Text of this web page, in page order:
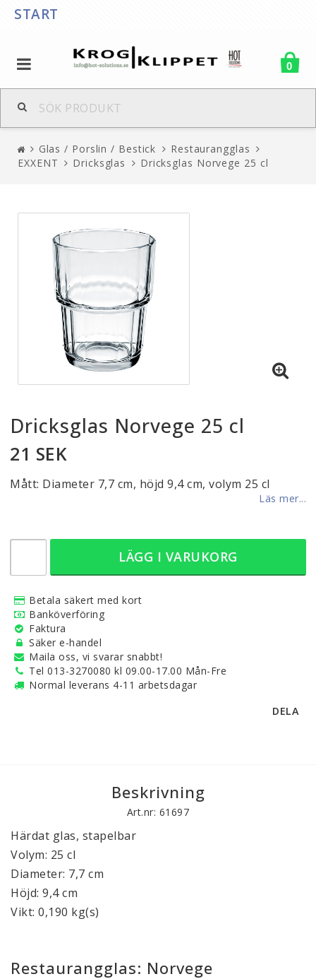
START
0
Glas / Porslin / Bestick
Restaurangglas
EXXENT
Dricksglas Dricksglas Norvege 25 cl
Dricksglas Norvege 25 cl
21 SEK
Mått: Diameter 7,7 cm, höjd 9,4 cm, volym 25 cl
Läs mer...
LÄGG I VARUKORG
Betala säkert med kort
Banköverföring
Faktura
Säker e-handel
Maila oss, vi svarar snabbt!
Tel 013-3270080 kl 09.00-17.00 Mån-Fre
Normal leverans 4-11 arbetsdagar
DELA
Beskrivning
Art.nr: 61697
Härdat glas, stapelbar
Volym: 25 cl
Diameter: 7,7 cm
Höjd: 9,4 cm
Vikt: 0,190 kg(s)
Restaurangglas: Norvege